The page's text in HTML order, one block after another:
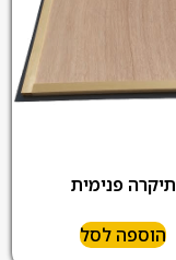
תיקרה פנימית
הוספה לסל